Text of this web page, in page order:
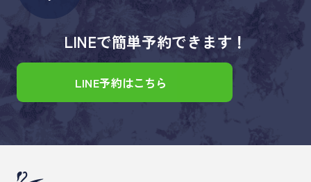
LINEで簡単予約できます！
LINE予約はこちら